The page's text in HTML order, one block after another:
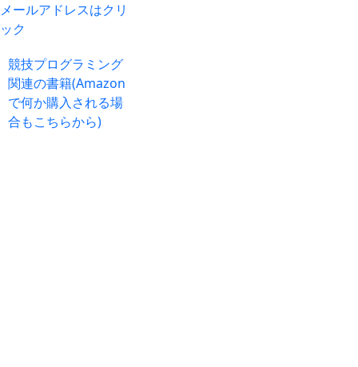
メールアドレスはクリ
ック
競技プログラミング
関連の書籍(Amazon
で何か購入される場
合もこちらから)